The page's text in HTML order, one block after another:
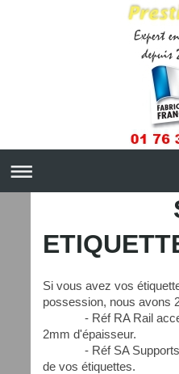
Si vous avez vos
possession, nous avons
- Réf RA Rail
2mm d'épaisseur.
- Réf SA Supports
de vos étiquettes.